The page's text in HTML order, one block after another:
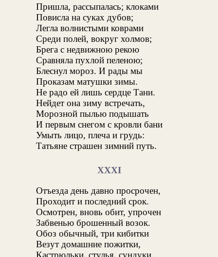
Пришла, рассыпалась; клоками
Повисла на суках дубов;
Легла волнистыми коврами
Среди полей, вокруг холмов;
Брега с недвижною рекою
Сравняла пухлой пеленою;
Блеснул мороз. И рады мы
Проказам матушки зимы.
Не радо ей лишь сердце Тани.
Нейдет она зиму встречать,
Морозной пылью подышать
И первым снегом с кровли бани
Умыть лицо, плеча и грудь:
Татьяне страшен зимний путь.
XXXI
Отъезда день давно просрочен,
Проходит и последний срок.
Осмотрен, вновь обит, упрочен
Забвенью брошенный возок.
Обоз обычный, три кибитки
Везут домашние пожитки,
Кастрюльки, стулья, сундуки,